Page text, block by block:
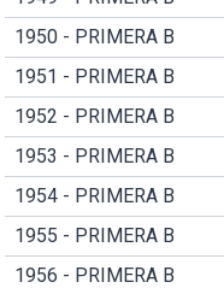
1950 - PRIMERA B
1951 - PRIMERA B
1952 - PRIMERA B
1953 - PRIMERA B
1954 - PRIMERA B
1955 - PRIMERA B
1956 - PRIMERA B